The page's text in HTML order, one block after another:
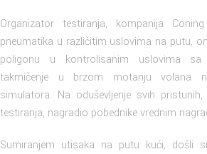
Organizator testiranja, kompanija
pneumatika u različitim uslovima na putu,
poligonu u kontrolisanim uslovima
takmičenje u brzom motanju volana
simulatora. Na oduševljenje svih
testiranja, nagradio pobednike vrednim
Sumiranjem utisaka na putu kući, došli